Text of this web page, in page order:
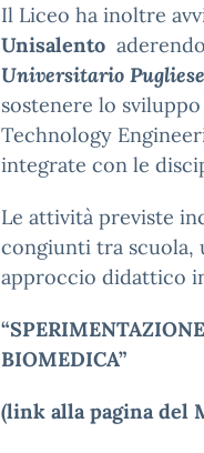
Il Liceo ha inoltre
Unisalento
Universitario
sostenere lo
Technology
integrate con le
Le attività previste
congiunti tra scuola,
approccio didattico
BIOMEDICA”
(link alla pagina del